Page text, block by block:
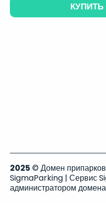
2025 © Домен
SigmaParking | Сервис
администратором